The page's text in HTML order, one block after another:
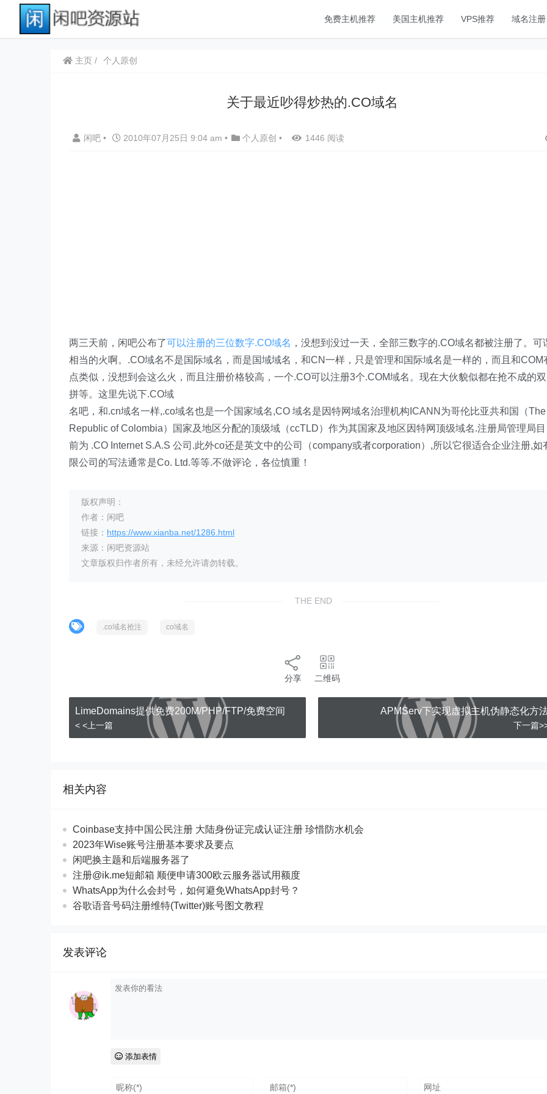
免费主机推荐 美国主机推荐 VPS推荐 域名注册
主页 个人原创
关于最近吵得炒热的.CO域名
闲吧 • 2010年07月25日 9:04 am • 个人原创 • 1446 阅读
两三天前，闲吧公布了可以注册的三位数字.CO域名 ，没想到没过一天，全部三数字的.CO域名都被注册了。可
相当的火啊。.CO域名不是国际域名，而是国域域名，和CN一样，只是管理和国际域名是一样的，而且和COM
点类似，没想到会这么火，而且注册价格较高，一个.CO可以注册3个.COM域名。现在大伙貌似都在抢不成的双
拼等。这里先说下.CO域
名吧，和.cn域名一样,.co域名也是一个国家域名,CO 域名是因特网域名治理机构ICANN为哥伦比亚共和国（The
Republic of Colombia）国家及地区分配的顶级域（ccTLD）作为其国家及地区因特网顶级域名.注册局管理局目
前为 .CO Internet S.A.S 公司.此外co还是英文中的公司（company或者corporation）,所以它很适合企业注册,如
限公司的写法通常是Co. Ltd.等等.不做评论，各位慎重！
版权声明：
作者：闲吧
链接： https://www.xianba.net/1286.html
来源：闲吧资源站
文章版权归作者所有，未经允许请勿转载。
THE END
.co域名抢注 co域名
分享 二维码
LimeDomains提供免费200M/PHP/FTP/免费空间
< <上一篇
APMServ下实现虚拟主机伪静态化方
下一篇
相关内容
Coinbase支持中国公民注册 大陆身份证完成认证注册 珍惜防水机会
2023年Wise账号注册基本要求及要点
闲吧换主题和后端服务器了
注册@ik.me短邮箱 顺便申请300欧云服务器试用额度
WhatsApp为什么会封号，如何避免WhatsApp封号？
谷歌语音号码注册维特(Twitter)账号图文教程
发表评论
添加表情